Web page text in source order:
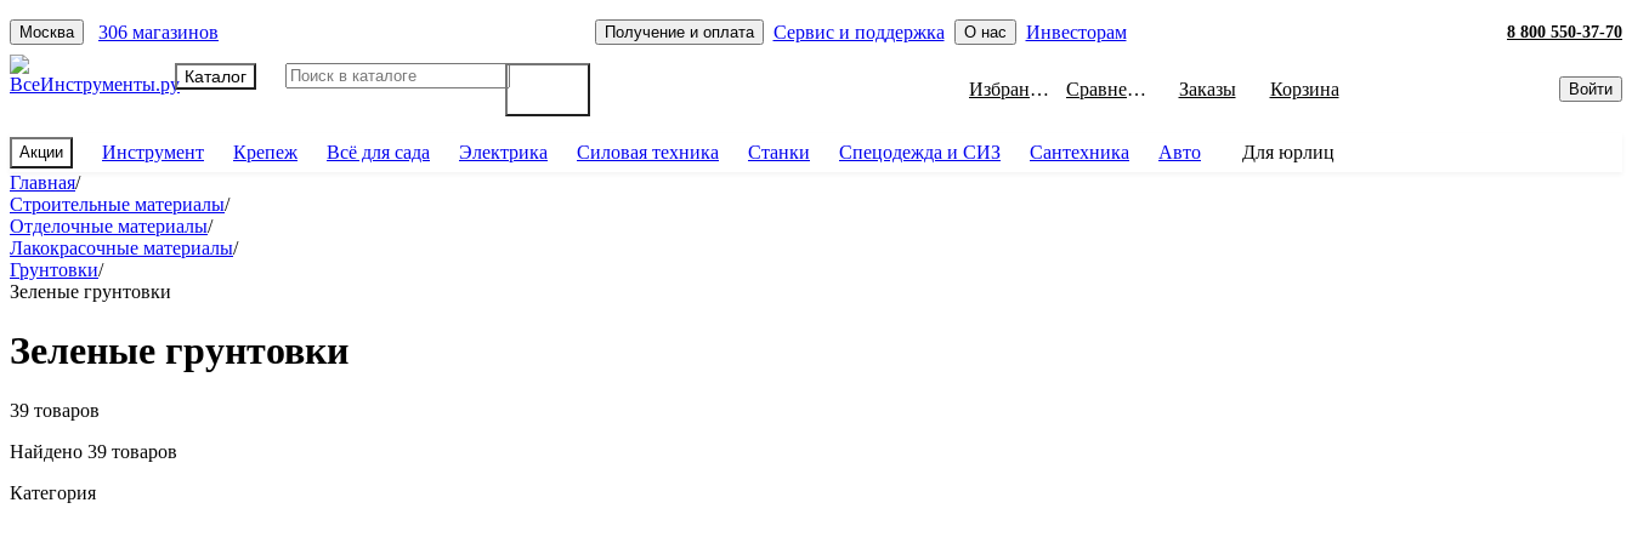
Москва 306 магазинов Получение и оплата Сервис и поддержка О нас Инвесторам 8 800 550-37-70
Каталог
Избранное Сравнение Заказы Корзина Войти
Акции Инструмент Крепеж Всё для сада Электрика Силовая техника Станки Спецодежда и СИЗ Сантехника Авто
Для юрлиц
Главная/
Строительные материалы/
Отделочные материалы/
Лакокрасочные материалы/
Грунтовки/
Зеленые грунтовки
Зеленые грунтовки
39 товаров
Найдено 39 товаров
Категория